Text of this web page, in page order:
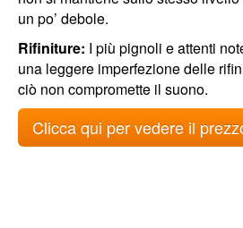
un po’ debole.
Rifiniture: I più pignoli e attenti
una leggere imperfezione delle
ciò non compromette il suono.
Clicca qui per vedere il